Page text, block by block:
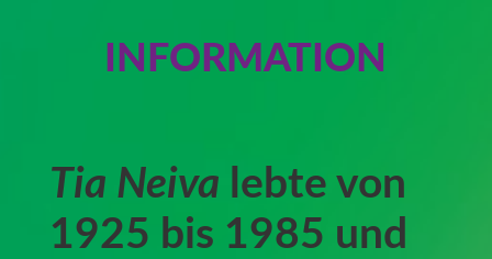
INFORMATION
Tia Neiva lebte von
1925 bis 1985 und